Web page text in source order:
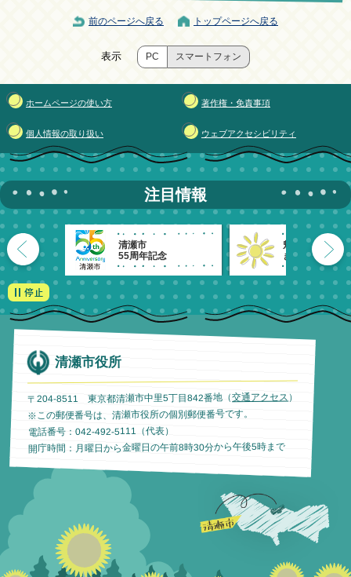
前のページへ戻る トップページへ戻る
表示 PC スマートフォン
ホームページの使い方 著作権・免責事項
個人情報の取り扱い ウェブアクセシビリティ
注目情報
清瀬市
55周年記念
魅力発信！
きよせのーと。
清瀬市役所
〒204-8511 東京都清瀬市中里5丁目842番地（交通アクセス ）
※この郵便番号は、清瀬市役所の個別郵便番号です。
電話番号：042-492-5111（代表）
開庁時間：月曜日から金曜日の午前8時30分から午後5時まで